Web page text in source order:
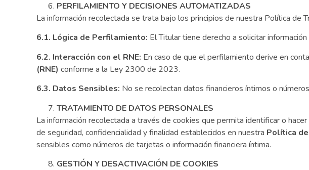
PERFILAMIENTO Y DECISIONES AUTOMATIZADAS
La información recolectada se trata bajo los principios de nuestra Política de
6.1. Lógica de Perfilamiento: El Titular tiene derecho a solicitar
6.2. Interacción con el RNE: En caso de que el perfilamiento derive en
(RNE) conforme a la Ley 2300 de 2023.
6.3. Datos Sensibles: No se recolectan datos financieros íntimos o
TRATAMIENTO DE DATOS PERSONALES
La información recolectada a través de cookies que permita identificar o
de seguridad, confidencialidad y finalidad establecidos en nuestra Política
sensibles como números de tarjetas o información financiera íntima.
GESTIÓN Y DESACTIVACIÓN DE COOKIES